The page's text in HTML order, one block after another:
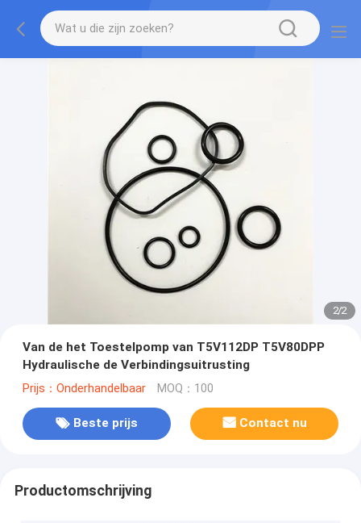
2/2
Van de het Toestelpomp van T5V112DP T5V80DPP
Hydraulische de Verbindingsuitrusting
Prijs：Onderhandelbaar MOQ：100
Beste prijs Contact nu
Productomschrijving